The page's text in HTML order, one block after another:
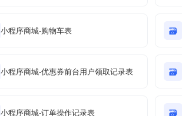
小程序商城-购物车表 🗃
小程序商城-优惠券前台用户领取记录表 🗃
小程序商城-订单操作记录表 🗃